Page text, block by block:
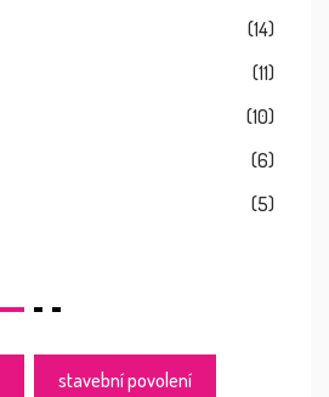
(14)
(11)
(10)
(6)
(5)
stavební povolení